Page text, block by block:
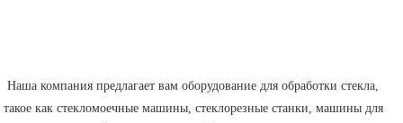
такое как стекломоечные машины, стеклорезные станки, машины для